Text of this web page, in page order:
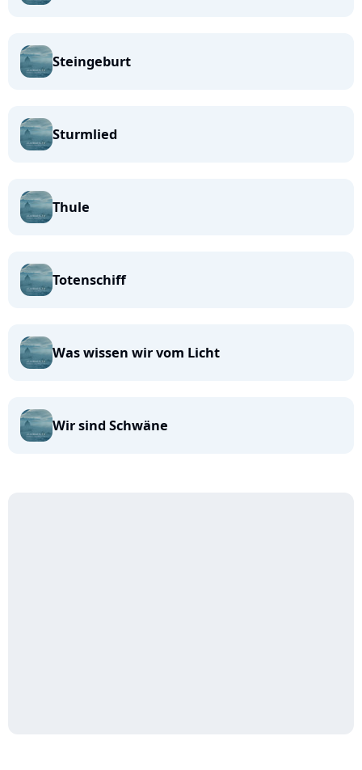
Steingeburt
Sturmlied
Thule
Totenschiff
Was wissen wir vom Licht
Wir sind Schwäne